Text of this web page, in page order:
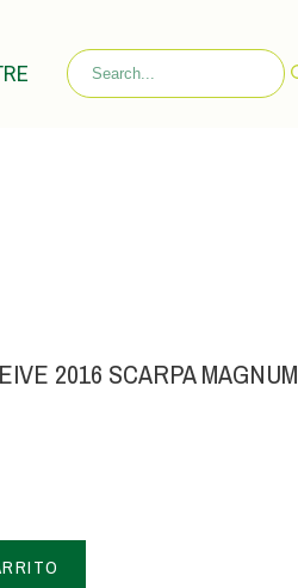
2016 SCARPA MAGNUM